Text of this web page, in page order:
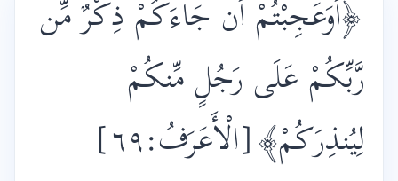
﴿أَوَعَجِبْتُمْ أَن جَاءَكُمْ ذِكْرٌ مِّن
رَّبِّكُمْ عَلَى رَجُلٍ مِّنكُمْ
لِيُنذِرَكُمْ﴾[الْأَعَرَفُ:٦٩]